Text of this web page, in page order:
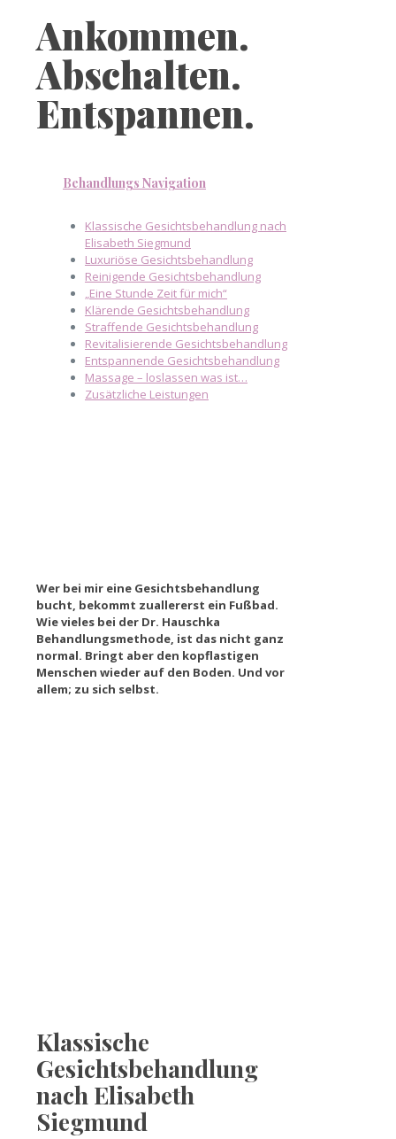
Ankommen.
Abschalten.
Entspannen.
Behandlungs Navigation
Klassische Gesichtsbehandlung nach
Elisabeth Siegmund
Luxuriöse Gesichtsbehandlung
Reinigende Gesichtsbehandlung
„Eine Stunde Zeit für mich“
Klärende Gesichtsbehandlung
Straffende Gesichtsbehandlung
Revitalisierende Gesichtsbehandlung
Entspannende Gesichtsbehandlung
Massage – loslassen was ist…
Zusätzliche Leistungen
Wer bei mir eine Gesichtsbehandlung
bucht, bekommt zuallererst ein Fußbad.
Wie vieles bei der Dr. Hauschka
Behandlungsmethode, ist das nicht ganz
normal. Bringt aber den kopflastigen
Menschen wieder auf den Boden. Und vor
allem; zu sich selbst.
Klassische
Gesichtsbehandlung
nach Elisabeth
Siegmund